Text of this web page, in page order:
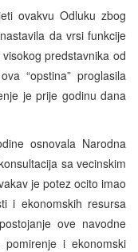
ovakvu Odluku zbog
da vrsi funkcije
predstavnika od
“opstina” proglasila
je prije godinu dana
osnovala Narodna
sa vecinskim
je potez ocito imao
i ekonomskih resursa
ove navodne
pomirenje i ekonomski